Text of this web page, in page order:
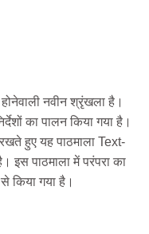
होनेवाली नवीन श्रृंखला है।
का पालन किया गया है।
हुए यह पाठमाला Text-
इस पाठमाला में परंपरा का
किया गया है।
Class 8 quantity